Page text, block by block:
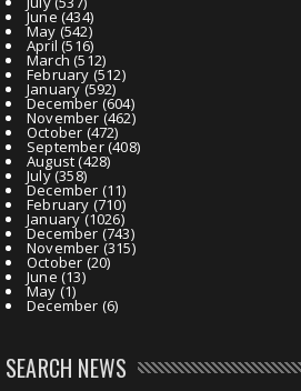
June(434)
May (542)
April (516)
March (512)
February (512)
January(592)
December (604)
November (462)
October (472)
September(408)
August(428)
July(358)
December (11)
February (710)
January(1026)
December (743)
November (315)
October (20)
June (13)
May (1)
December (6)
SEARCH NEWS